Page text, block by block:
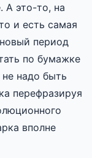
А это-то, на
и есть самая
период
по бумажке
надо быть
перефразируя
вполне